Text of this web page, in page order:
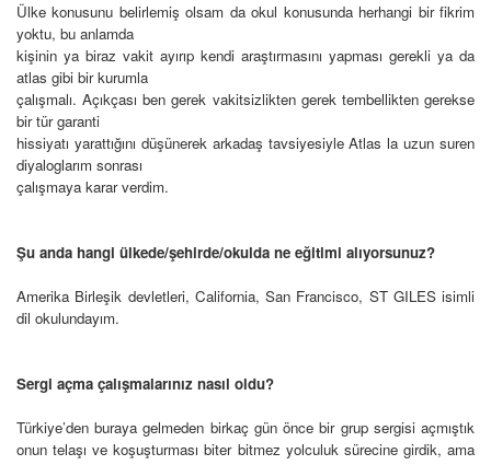
Ülke konusunu belirlemiş olsam da okul konusunda herhangi bir fikrim
yoktu, bu anlamda
kişinin ya biraz vakit ayırıp kendi araştırmasını yapması gerekli ya da
atlas gibi bir kurumla
çalışmalı. Açıkçası ben gerek vakitsizlikten gerek tembellikten gerekse
bir tür garanti
hissiyatı yarattığını düşünerek arkadaş tavsiyesiyle Atlas la uzun suren
diyaloglarım sonrası
çalışmaya karar verdim.
Şu anda hangi ülkede/şehirde/okulda ne eğitimi alıyorsunuz?
Amerika Birleşik devletleri, California, San Francisco, ST GILES isimli
dil okulundayım.
Sergi açma çalışmalarınız nasıl oldu?
Türkiye’den buraya gelmeden birkaç gün önce bir grup sergisi açmıştık
onun telaşı ve koşuşturması biter bitmez yolculuk sürecine girdik, ama